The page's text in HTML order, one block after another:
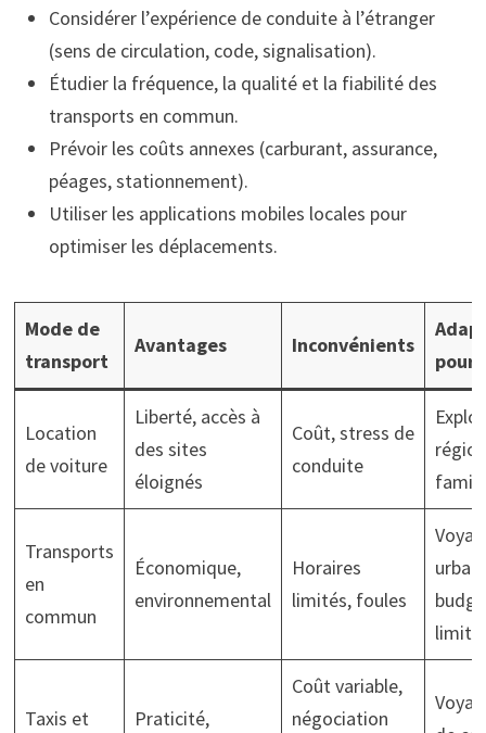
Considérer l’expérience de conduite à l’étranger
(sens de circulation, code, signalisation).
Étudier la fréquence, la qualité et la fiabilité des
transports en commun.
Prévoir les coûts annexes (carburant, assurance,
péages, stationnement).
Utiliser les applications mobiles locales pour
optimiser les déplacements.
Mode de
transport
Avantages Inconvénients
pour
Location
de voiture
Liberté, accès à
des sites
éloignés
Coût, stress de
conduite
Transports
en
commun
Économique,
environnemental
Horaires
limités, foules
limité
Taxis et
Praticité,
Coût variable,
négociation